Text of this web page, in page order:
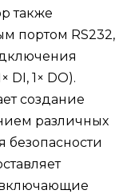
также
портом RS232,
DI, 1× DO).
создание
различных
безопасности